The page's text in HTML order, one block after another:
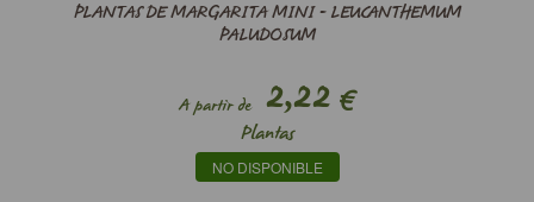
PLANTAS DE MARGARITA MINI - LEUCANTHEMUM
PALUDOSUM
A partir de2,22 €
Plantas
NO DISPONIBLE